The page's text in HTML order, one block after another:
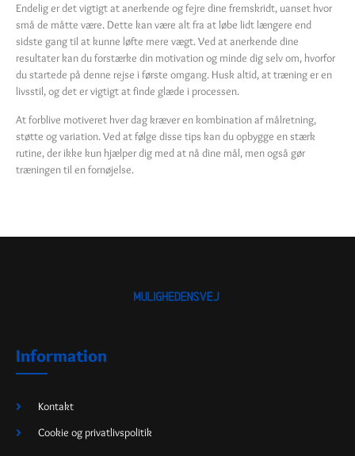
Endelig er det vigtigt at anerkende og fejre dine fremskridt, uanset hvor
små de måtte være. Dette kan være alt fra at løbe lidt længere end
sidste gang til at kunne løfte mere vægt. Ved at anerkende dine
resultater kan du forstærke din motivation og minde dig selv om, hvorfor
du startede på denne rejse i første omgang. Husk altid, at træning er en
livsstil, og det er vigtigt at finde glæde i processen.
At forblive motiveret hver dag kræver en kombination af målretning,
støtte og variation. Ved at følge disse tips kan du opbygge en stærk
rutine, der ikke kun hjælper dig med at nå dine mål, men også gør
træningen til en fornøjelse.
Information
Kontakt
Cookie og privatlivspolitik